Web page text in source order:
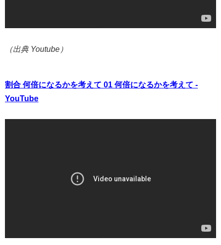
（出典 Youtube）
割合 何倍になるかを考えて 01 何倍になるかを考えて -
YouTube